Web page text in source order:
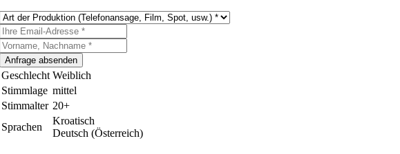
Geschlecht Weiblich
Stimmlage mittel
Stimmalter 20+
Sprachen
Kroatisch
Deutsch (Österreich)